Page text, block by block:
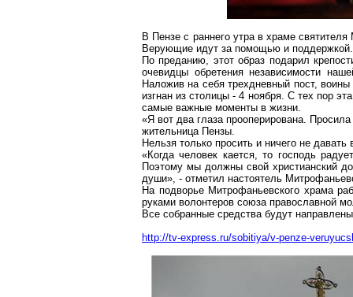
В Пензе с раннего утра в храме
Верующие идут за помощью и поддержкой.
По преданию, этот образ подарил
очевидцы обретения независимости
Наложив на себя трехдневный пост,
изгнан из столицы - 4 ноября. С тех пор
самые важные моменты в жизни.
«Я вот два глаза прооперирована.
жительница Пензы.
Нельзя только просить и ничего не
«Когда человек кается, то господь
Поэтому мы должны свой христианский
души», - отметил настоятель
На подворье Митрофаньевского храма
руками волонтеров союза православной
Все собранные средства будут
http://tv-express.ru/sobitiya/v-penze-